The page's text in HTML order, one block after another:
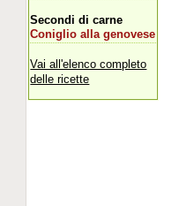
Secondi di carne
Coniglio alla genovese
Vai all'elenco completo
delle ricette